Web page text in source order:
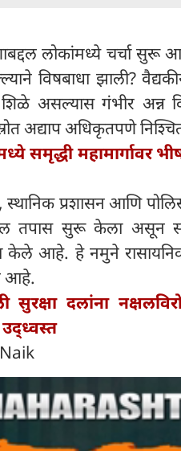
लोकांमध्ये चर्चा
विषबाधा झाली?
असल्यास गंभीर अन्न
अद्याप अधिकृतपणे
समृद्धी महामार्गावर
स्थानिक प्रशासन आणि
तपास सुरू केला असून
केले आहे. हे नमुने
आहे.
सुरक्षा दलांना